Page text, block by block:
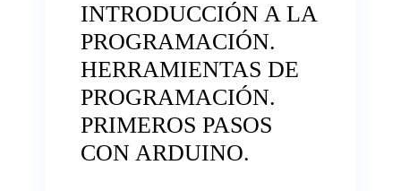
INTRODUCCIÓN A LA
PROGRAMACIÓN.
HERRAMIENTAS DE
PROGRAMACIÓN.
PRIMEROS PASOS
CON ARDUINO.